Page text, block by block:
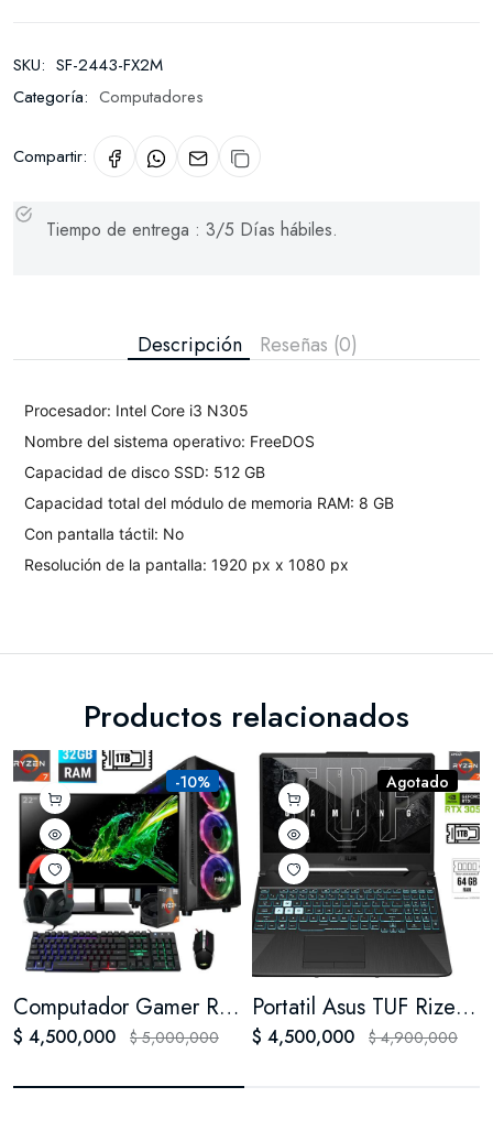
SKU: SF-2443-FX2M
Categoría: Computadores
Compartir:
Tiempo de entrega : 3/5 Días hábiles.
Descripción Reseñas (0)
Procesador: Intel Core i3 N305
Nombre del sistema operativo: FreeDOS
Capacidad de disco SSD: 512 GB
Capacidad total del módulo de memoria RAM: 8 GB
Con pantalla táctil: No
Resolución de la pantalla: 1920 px x 1080 px
Productos relacionados
-10%
Computador Gamer Rizen 7 Disco SSD 1 ter 32 Ram
$ 4,500,000 $ 5,000,000
Agotado
Portatil Asus TUF Rizen 7 RTX 3050 FA506N ssd 1 tera 64 Ram
$ 4,500,000 $ 4,900,000